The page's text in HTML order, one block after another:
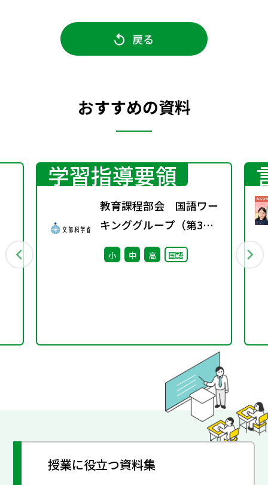
戻る
おすすめの資料
学習指導要領
教育課程部会 国語ワー
キンググループ（第3
回） 配付資料
小 中 高 国語
授業に役立つ資料集